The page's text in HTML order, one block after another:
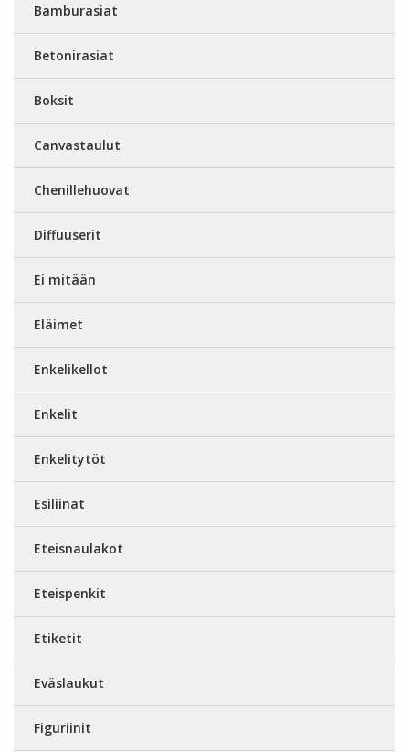
Bamburasiat
Betonirasiat
Boksit
Canvastaulut
Chenillehuovat
Diffuuserit
Ei mitään
Eläimet
Enkelikellot
Enkelit
Enkelitytöt
Esiliinat
Eteisnaulakot
Eteispenkit
Etiketit
Eväslaukut
Figuriinit